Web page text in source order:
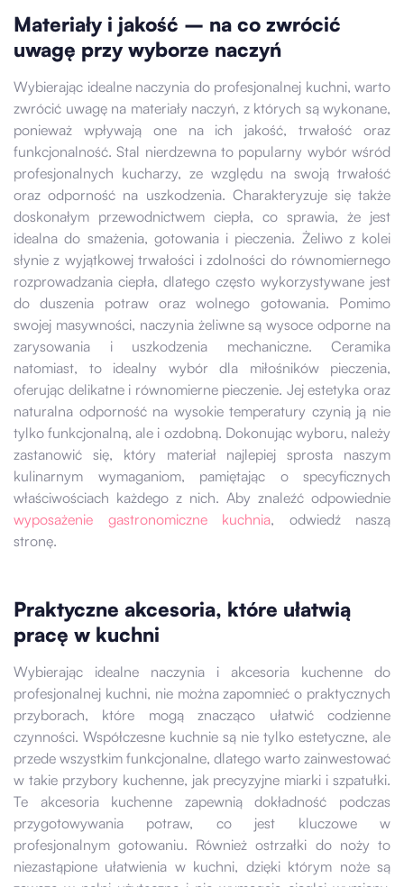
Materiały i jakość – na co zwrócić
uwagę przy wyborze naczyń
Wybierając idealne naczynia do profesjonalnej kuchni, warto
zwrócić uwagę na materiały naczyń, z których są wykonane,
ponieważ wpływają one na ich jakość, trwałość oraz
funkcjonalność. Stal nierdzewna to popularny wybór wśród
profesjonalnych kucharzy, ze względu na swoją trwałość
oraz odporność na uszkodzenia. Charakteryzuje się także
doskonałym przewodnictwem ciepła, co sprawia, że jest
idealna do smażenia, gotowania i pieczenia. Żeliwo z kolei
słynie z wyjątkowej trwałości i zdolności do równomiernego
rozprowadzania ciepła, dlatego często wykorzystywane jest
do duszenia potraw oraz wolnego gotowania. Pomimo
swojej masywności, naczynia żeliwne są wysoce odporne na
zarysowania i uszkodzenia mechaniczne. Ceramika
natomiast, to idealny wybór dla miłośników pieczenia,
oferując delikatne i równomierne pieczenie. Jej estetyka oraz
naturalna odporność na wysokie temperatury czynią ją nie
tylko funkcjonalną, ale i ozdobną. Dokonując wyboru, należy
zastanowić się, który materiał najlepiej sprosta naszym
kulinarnym wymaganiom, pamiętając o specyficznych
właściwościach każdego z nich. Aby znaleźć odpowiednie
wyposażenie gastronomiczne kuchnia, odwiedź naszą
stronę.
Praktyczne akcesoria, które ułatwią
pracę w kuchni
Wybierając idealne naczynia i akcesoria kuchenne do
profesjonalnej kuchni, nie można zapomnieć o praktycznych
przyborach, które mogą znacząco ułatwić codzienne
czynności. Współczesne kuchnie są nie tylko estetyczne, ale
przede wszystkim funkcjonalne, dlatego warto zainwestować
w takie przybory kuchenne, jak precyzyjne miarki i szpatułki.
Te akcesoria kuchenne zapewnią dokładność podczas
przygotowywania potraw, co jest kluczowe w
profesjonalnym gotowaniu. Również ostrzałki do noży to
niezastąpione ułatwienia w kuchni, dzięki którym noże są